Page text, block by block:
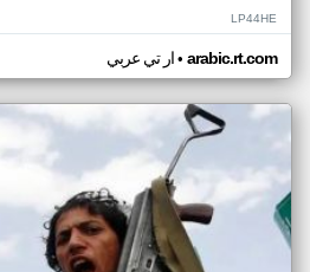
LP44HE
ار تي عربي• arabic.rt.com